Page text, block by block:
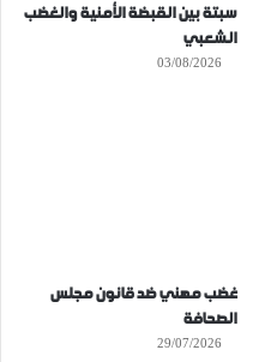
سبتة بين القبضة الأمنية والغضب
الشعبي
03/08/2026
غضب مهني ضد قانون مجلس
الصحافة
29/07/2026